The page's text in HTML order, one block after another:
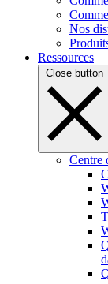
Nos
Ressources
Close button
Centre